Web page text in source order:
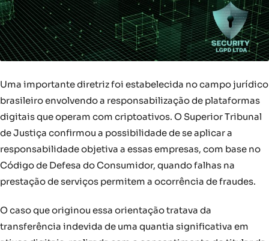
Uma importante diretriz foi estabelecida no campo jurídico
brasileiro envolvendo a responsabilização de plataformas
digitais que operam com criptoativos. O Superior Tribunal
de Justiça confirmou a possibilidade de se aplicar a
responsabilidade objetiva a essas empresas, com base no
Código de Defesa do Consumidor, quando falhas na
prestação de serviços permitem a ocorrência de fraudes.
O caso que originou essa orientação tratava da
transferência indevida de uma quantia significativa em